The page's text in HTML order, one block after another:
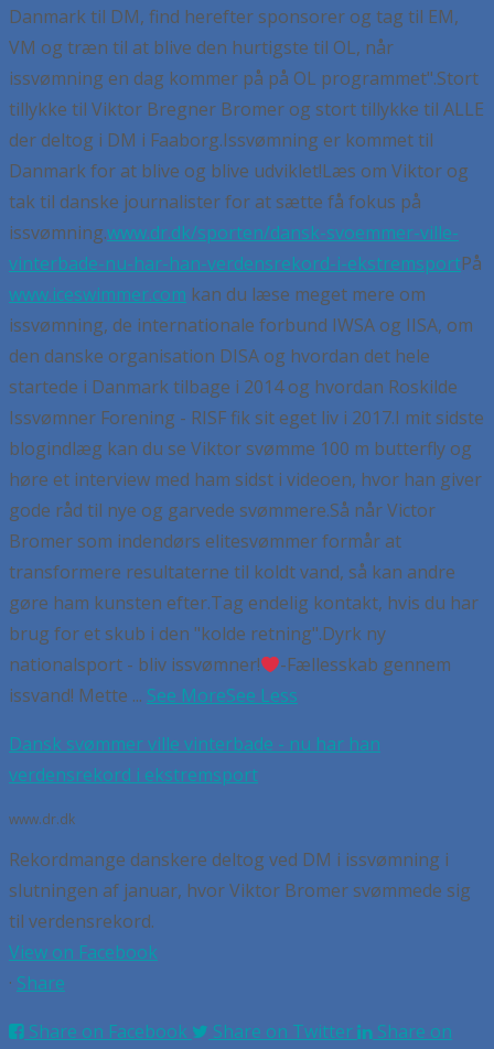
Danmark til DM, find herefter sponsorer og tag til EM,
VM og træn til at blive den hurtigste til OL, når
issvømning en dag kommer på på OL programmet".Stort
tillykke til Viktor Bregner Bromer og stort tillykke til ALLE
der deltog i DM i Faaborg.Issvømning er kommet til
Danmark for at blive og blive udviklet!Læs om Viktor og
tak til danske journalister for at sætte få fokus på
issvømning.www.dr.dk/sporten/dansk-svoemmer-ville-
vinterbade-nu-har-han-verdensrekord-i-ekstremsportPå
www.iceswimmer.com kan du læse meget mere om
issvømning, de internationale forbund IWSA og IISA, om
den danske organisation DISA og hvordan det hele
startede i Danmark tilbage i 2014 og hvordan Roskilde
Issvømner Forening - RISF fik sit eget liv i 2017.I mit sidste
blogindlæg kan du se Viktor svømme 100 m butterfly og
høre et interview med ham sidst i videoen, hvor han giver
gode råd til nye og garvede svømmere.Så når Victor
Bromer som indendørs elitesvømmer formår at
transformere resultaterne til koldt vand, så kan andre
gøre ham kunsten efter.Tag endelig kontakt, hvis du har
brug for et skub i den "kolde retning".Dyrk ny
nationalsport - bliv issvømner!
-Fællesskab gennem
issvand! Mette ... See MoreSee Less
Dansk svømmer ville vinterbade - nu har han
verdensrekord i ekstremsport
www.dr.dk
Rekordmange danskere deltog ved DM i issvømning i
slutningen af januar, hvor Viktor Bromer svømmede sig
til verdensrekord.
View on Facebook
· Share
Share on Facebook
Share on Twitter
Share on